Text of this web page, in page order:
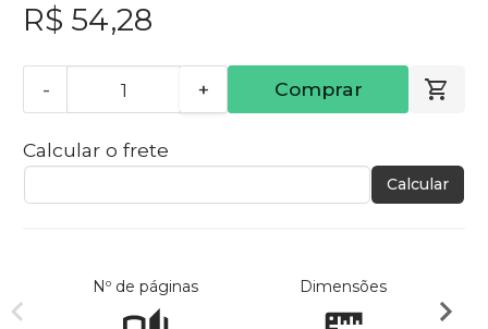
R$ 54,28
- + Comprar
Calcular o frete
Calcular
Nº de páginas Dimensões